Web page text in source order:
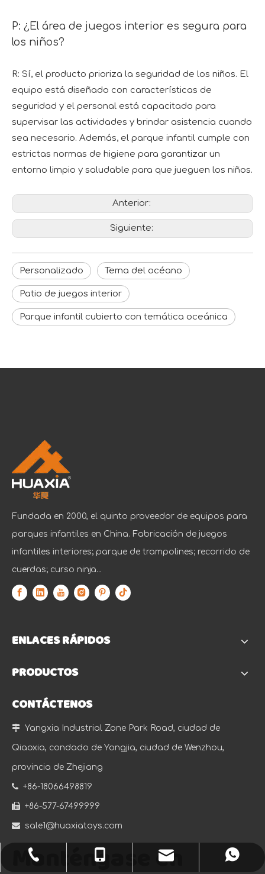
P: ¿El área de juegos interior es segura para
los niños?
R: Sí, el producto prioriza la seguridad de los niños. El
equipo está diseñado con características de
seguridad y el personal está capacitado para
supervisar las actividades y brindar asistencia cuando
sea necesario. Además, el parque infantil cumple con
estrictas normas de higiene para garantizar un
entorno limpio y saludable para que jueguen los niños.
Anterior:
Siguiente:
Personalizado Tema del océano
Patio de juegos interior
Parque infantil cubierto con temática oceánica
Fundada en 2000, el quinto proveedor de equipos para
parques infantiles en China. Fabricación de juegos
infantiles interiores; parque de trampolines; recorrido de
cuerdas; curso ninja...
+86-577-67499999
+86-18066498819
sale1@huaxiatoys.com
+8618066498819
ENLACES RÁPIDOS
PRODUCTOS
CONTÁCTENOS
 Yangxia Industrial Zone Park Road, ciudad de
Qiaoxia, condado de Yongjia, ciudad de Wenzhou,
provincia de Zhejiang
 +86-18066498819
 +86-577-67499999
 sale1@huaxiatoys.com
Manténgase en